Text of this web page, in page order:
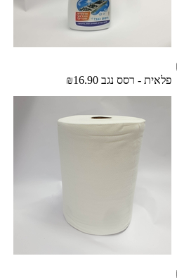
פלאית - רסס נגב ₪16.90